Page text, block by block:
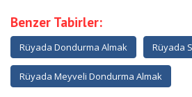
Benzer Tabirler:
Rüyada Dondurma Almak Rüyada
Rüyada Meyveli Dondurma Almak